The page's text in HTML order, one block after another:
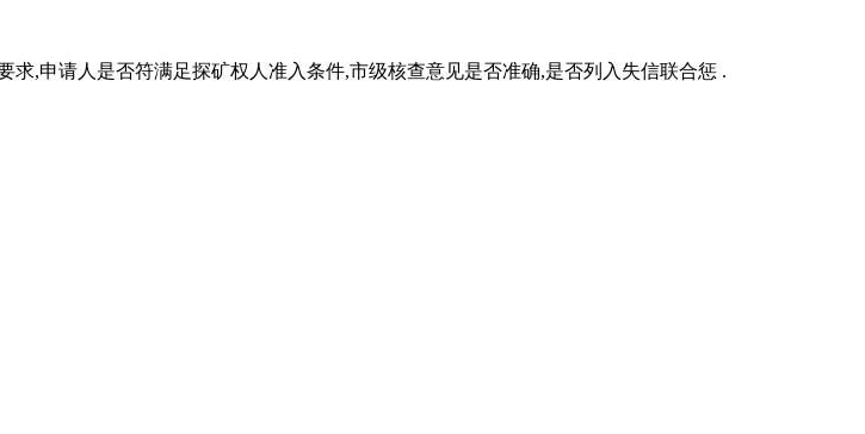
,申请人是否符满足探矿权人准入条件,市级核查意见是否准确,是否列入失信联合惩 .